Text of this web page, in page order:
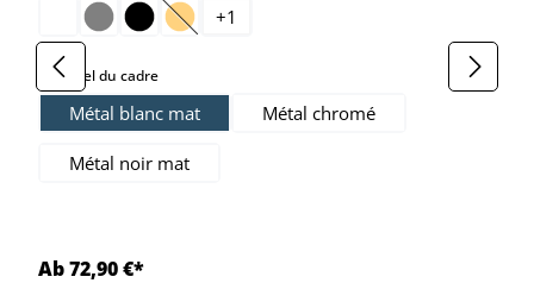
(Cette option n'est pas disponible pour le
+1
Matériel du cadreselect
Métal blanc mat Métal chromé
Métal noir mat
Ab 72,90 €*